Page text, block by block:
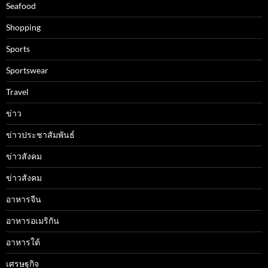
Seafood
Shopping
Sports
Sportswear
Travel
ข่าว
ข่าวประชาสัมพันธ์
ข่าวสังคม
ข่าวสังคม
อาหารจีน
อาหารอเมริกัน
อาหารใต้
เศรษฐกิจ